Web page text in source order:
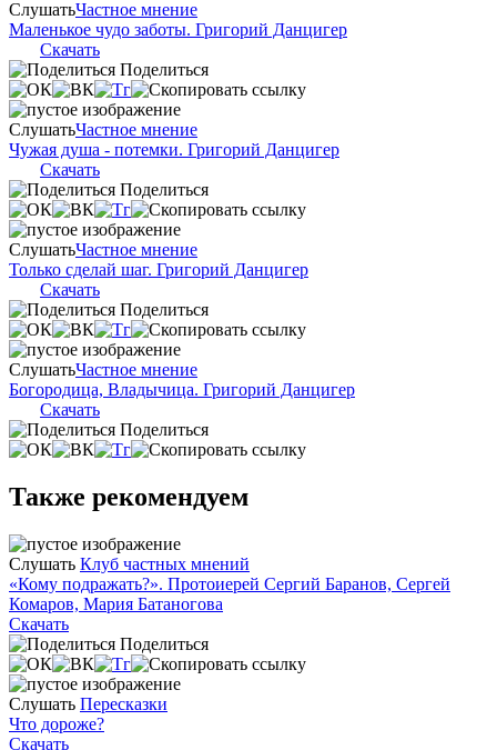
СлушатьЧастное мнение
Маленькое чудо заботы. Григорий Данцигер
Скачать
Поделиться
СлушатьЧастное мнение
Чужая душа - потемки. Григорий Данцигер
Скачать
Поделиться
СлушатьЧастное мнение
Только сделай шаг. Григорий Данцигер
Скачать
Поделиться
СлушатьЧастное мнение
Богородица, Владычица. Григорий Данцигер
Скачать
Поделиться
Также рекомендуем
Слушать Клуб частных мнений
«Кому подражать?». Протоиерей Сергий Баранов, Сергей
Комаров, Мария Батаногова
Скачать
Поделиться
Слушать Пересказки
Что дороже?
Скачать